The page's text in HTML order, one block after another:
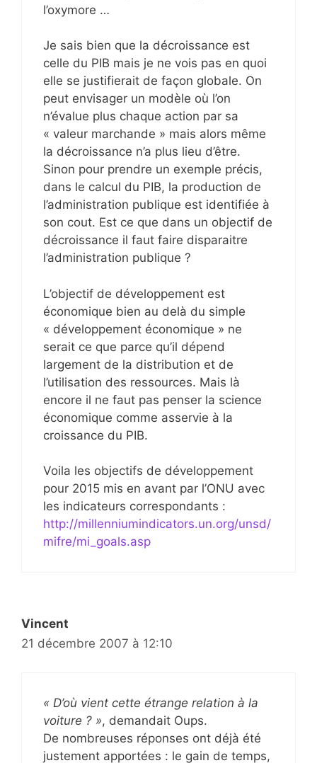
l’oxymore …
Je sais bien que la décroissance est
celle du PIB mais je ne vois pas en quoi
elle se justifierait de façon globale. On
peut envisager un modèle où l’on
n’évalue plus chaque action par sa
« valeur marchande » mais alors même
la décroissance n’a plus lieu d’être.
Sinon pour prendre un exemple précis,
dans le calcul du PIB, la production de
l’administration publique est identifiée à
son cout. Est ce que dans un objectif de
décroissance il faut faire disparaitre
l’administration publique ?
L’objectif de développement est
économique bien au delà du simple
« développement économique » ne
serait ce que parce qu’il dépend
largement de la distribution et de
l’utilisation des ressources. Mais là
encore il ne faut pas penser la science
économique comme asservie à la
croissance du PIB.
Voila les objectifs de développement
pour 2015 mis en avant par l’ONU avec
les indicateurs correspondants :
http://millenniumindicators.un.org/unsd/
mifre/mi_goals.asp
Vincent
21 décembre 2007 à 12:10
« D’où vient cette étrange relation à la
voiture ? », demandait Oups.
De nombreuses réponses ont déjà été
justement apportées : le gain de temps,